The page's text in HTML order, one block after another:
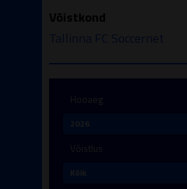
Võistkond
Tallinna FC Soccernet
Hooaeg
Võistlus